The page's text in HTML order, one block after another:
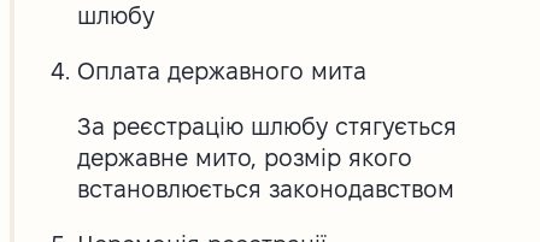
шлюбу
Оплата державного мита
За реєстрацію шлюбу стягується
державне мито, розмір якого
встановлюється законодавством